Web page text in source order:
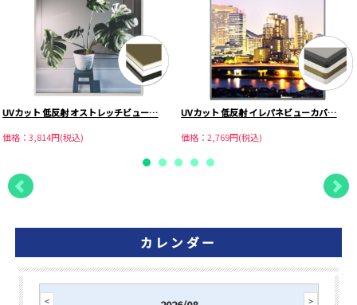
UVカット 低反射 オストレッチビュー…
価格：3,814円(税込)
UVカット 低反射 イレパネビューカバ…
価格：2,769円(税込)
カレンダー